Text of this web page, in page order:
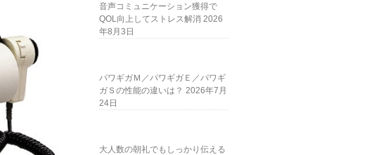
音声コミュニケーション獲得で
QOL向上してストレス解消 2026
年8月3日
パワギガＭ／パワギガＥ／パワギ
ガＳの性能の違いは？ 2026年7月
24日
大人数の朝礼でもしっかり伝える